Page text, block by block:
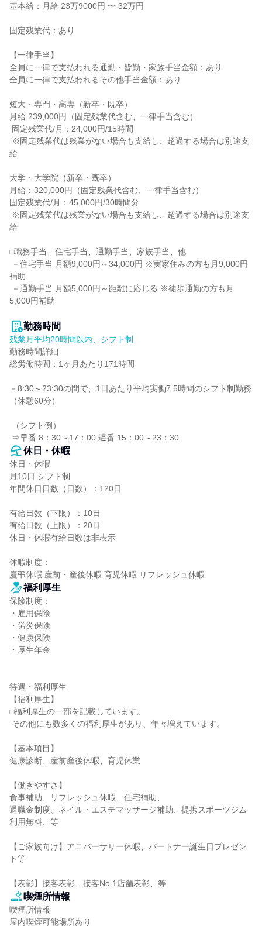
基本給：月給 23万9000円 〜 32万円
固定残業代：あり
【一律手当】
全員に一律で支払われる通勤・皆勤・家族手当金額：あり
全員に一律で支払われるその他手当金額：あり
短大・専門・高専（新卒・既卒）
月給 239,000円（固定残業代含む、一律手当含む）
給
大学・大学院（新卒・既卒）
月給：320,000円（固定残業代含む、一律手当含む）
固定残業代/月：45,000円/30時間分
給
□職務手当、住宅手当、通勤手当、家族手当、他
補助
5,000円補助
勤務時間
残業月平均20時間以内、シフト制
勤務時間詳細
総労働時間：1ヶ月あたり171時間
－8:30～23:30の間で、1日あたり平均実働7.5時間のシフト制勤務
（休憩60分）
⇒早番 8：30～17：00 遅番 15：00～23：30
休日・休暇
休日・休暇
月10日 シフト制
年間休日日数（日数）：120日
有給日数（下限）：10日
有給日数（上限）：20日
休日・休暇有給日数は非表示
休暇制度：
慶弔休暇 産前・産後休暇 育児休暇 リフレッシュ休暇
福利厚生
保険制度：
・雇用保険
・労災保険
・健康保険
・厚生年金
待遇・福利厚生
【福利厚生】
□福利厚生の一部を記載しています。
【基本項目】
健康診断、産前産後休暇、育児休業
【働きやすさ】
食事補助、リフレッシュ休暇、住宅補助、
退職金制度、ネイル・エステマッサージ補助、提携スポーツジム
利用無料、等
【ご家族向け】アニバーサリー休暇、パートナー誕生日プレゼン
ト等
【表彰】接客表彰、接客No.1店舗表彰、等
喫煙所情報
喫煙所情報
屋内喫煙可能場所あり